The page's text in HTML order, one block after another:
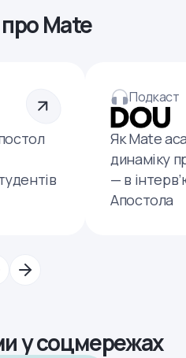
Mate
Подкаст
Як Mate
динаміку
— в
Апостола
у соцмережах